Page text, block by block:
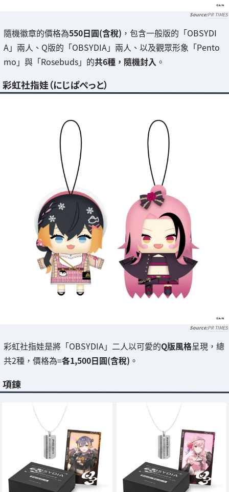
PR TIMES
隨機徽章的價格為550日圓(含稅) ，包含一般版的「OBSYDI
A」兩人、Q版的「OBSYDIA」兩人、以及觀眾形象「Pento
mo」與「Rosebuds」的共6種，隨機封入 。
彩虹社指娃（にじぱぺっと）
PR TIMES
彩虹社指娃是將「OBSYDIA」二人以可愛的Q版風格呈現，總
共2種，價格為=各1,500日圓(含稅) 。
項鍊